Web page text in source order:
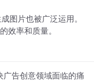
图片也被广泛运用。
效率和质量。
告创意领域面临的痛